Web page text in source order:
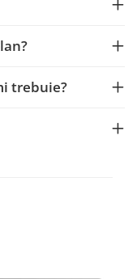
trebuie?